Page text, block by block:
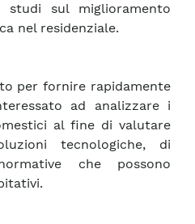
studi sul miglioramento
nel residenziale.
per fornire rapidamente
ad analizzare i
al fine di valutare
tecnologiche, di
che possono